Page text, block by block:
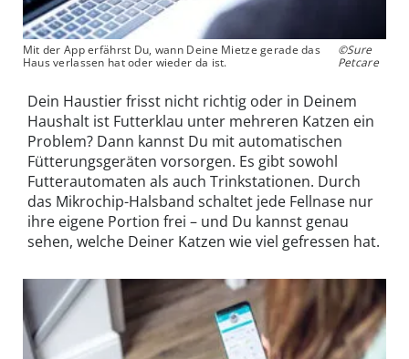
Mit der App erfährst Du, wann Deine Mietze gerade das
Haus verlassen hat oder wieder da ist.
©Sure
Petcare
Dein Haustier frisst nicht richtig oder in Deinem
Haushalt ist Futterklau unter mehreren Katzen ein
Problem? Dann kannst Du mit automatischen
Fütterungsgeräten vorsorgen. Es gibt sowohl
Futterautomaten als auch Trinkstationen. Durch
das Mikrochip-Halsband schaltet jede Fellnase nur
ihre eigene Portion frei – und Du kannst genau
sehen, welche Deiner Katzen wie viel gefressen hat.